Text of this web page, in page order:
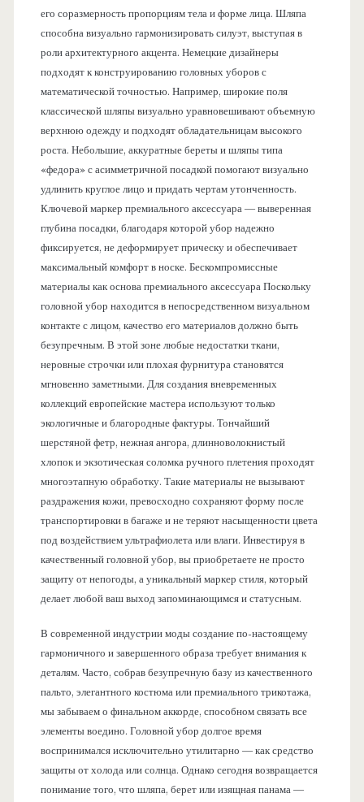
его соразмерность пропорциям тела и форме лица. Шляпа
способна визуально гармонизировать силуэт, выступая в
роли архитектурного акцента. Немецкие дизайнеры
подходят к конструированию головных уборов с
математической точностью. Например, широкие поля
классической шляпы визуально уравновешивают объемную
верхнюю одежду и подходят обладательницам высокого
роста. Небольшие, аккуратные береты и шляпы типа
«федора» с асимметричной посадкой помогают визуально
удлинить круглое лицо и придать чертам утонченность.
Ключевой маркер премиального аксессуара — выверенная
глубина посадки, благодаря которой убор надежно
фиксируется, не деформирует прическу и обеспечивает
максимальный комфорт в носке. Бескомпромиссные
материалы как основа премиального аксессуара Поскольку
головной убор находится в непосредственном визуальном
контакте с лицом, качество его материалов должно быть
безупречным. В этой зоне любые недостатки ткани,
неровные строчки или плохая фурнитура становятся
мгновенно заметными. Для создания вневременных
коллекций европейские мастера используют только
экологичные и благородные фактуры. Тончайший
шерстяной фетр, нежная ангора, длинноволокнистый
хлопок и экзотическая соломка ручного плетения проходят
многоэтапную обработку. Такие материалы не вызывают
раздражения кожи, превосходно сохраняют форму после
транспортировки в багаже и не теряют насыщенности цвета
под воздействием ультрафиолета или влаги. Инвестируя в
качественный головной убор, вы приобретаете не просто
защиту от непогоды, а уникальный маркер стиля, который
делает любой ваш выход запоминающимся и статусным.
В современной индустрии моды создание по-настоящему
гармоничного и завершенного образа требует внимания к
деталям. Часто, собрав безупречную базу из качественного
пальто, элегантного костюма или премиального трикотажа,
мы забываем о финальном аккорде, способном связать все
элементы воедино. Головной убор долгое время
воспринимался исключительно утилитарно — как средство
защиты от холода или солнца. Однако сегодня возвращается
понимание того, что шляпа, берет или изящная панама —